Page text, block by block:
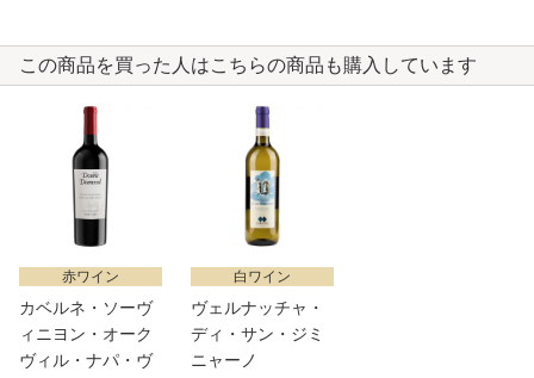
この商品を買った人はこちらの商品も購入しています
赤ワイン
カベルネ・ソーヴ
ィニヨン・オーク
ヴィル・ナパ・ヴ
白ワイン
ヴェルナッチャ・
ディ・サン・ジミ
ニャーノ